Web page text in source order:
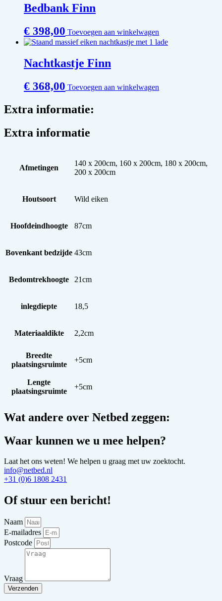
Bedbank Finn
€ 398,00 Toevoegen aan winkelwagen
Nachtkastje Finn
€ 368,00 Toevoegen aan winkelwagen
Extra informatie:
Extra informatie
Afmetingen
140 x 200cm, 160 x 200cm, 180 x 200cm,
200 x 200cm
Houtsoort Wild eiken
Hoofdeindhoogte 87cm
Bovenkant bedzijde 43cm
Bedomtrekhoogte 21cm
inlegdiepte 18,5
Materiaaldikte 2,2cm
Breedte
plaatsingsruimte
+5cm
Lengte
plaatsingsruimte
+5cm
Wat andere over Netbed zeggen:
Waar kunnen we u mee helpen?
Laat het ons weten! We helpen u graag met uw zoektocht.
info@netbed.nl
+31 (0)6 1808 2431
Of stuur een bericht!
Naam
E-mailadres
Postcode
Vraag
Verzenden